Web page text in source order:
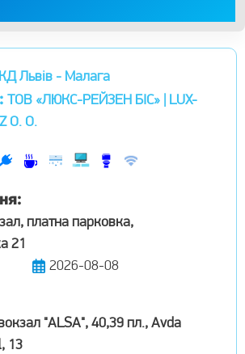
Львів - Малага
ТОВ «ЛЮКС-РЕЙЗЕН БІС» | LUX-
O. O.
платна парковка,
21
2026-08-08
"ALSA", 40,39 пл., Avda
13